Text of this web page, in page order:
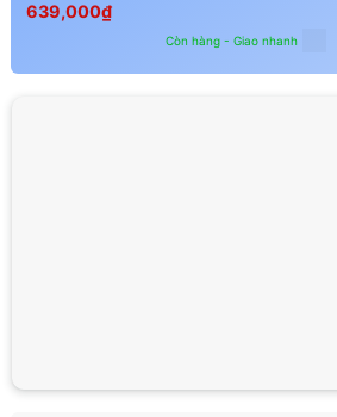
639,000₫
Còn hàng - Giao nhanh